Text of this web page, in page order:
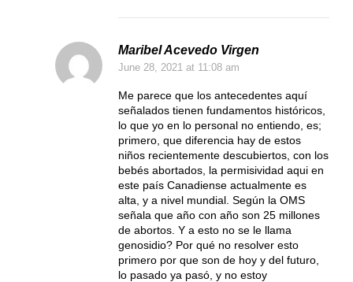
Maribel Acevedo Virgen
June 28, 2021 at 11:08 am
Me parece que los antecedentes aquí
señalados tienen fundamentos históricos,
lo que yo en lo personal no entiendo, es;
primero, que diferencia hay de estos
niños recientemente descubiertos, con los
bebés abortados, la permisividad aqui en
este país Canadiense actualmente es
alta, y a nivel mundial. Según la OMS
señala que año con año son 25 millones
de abortos. Y a esto no se le llama
genosidio? Por qué no resolver esto
primero por que son de hoy y del futuro,
lo pasado ya pasó, y no estoy